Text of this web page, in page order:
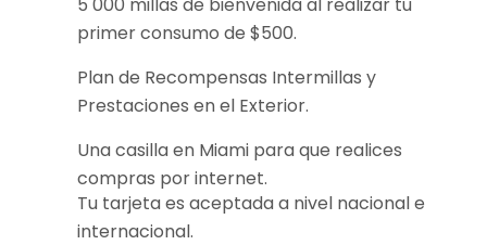
primer consumo de $500.
Plan de Recompensas Intermillas y
Prestaciones en el Exterior.
Una casilla en Miami para que realices
compras por internet.
Tu tarjeta es aceptada a nivel nacional e
internacional.